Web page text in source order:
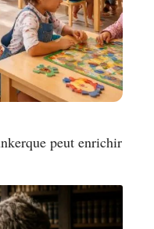
peut enrichir